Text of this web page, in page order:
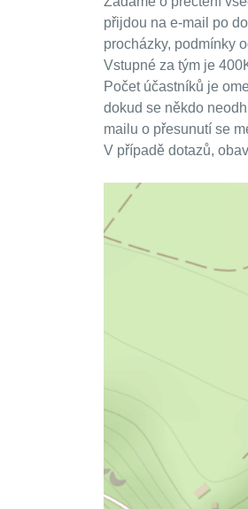
přijdou na e-mail po
procházky, podmínky
Vstupné za tým je
Počet účastníků je
dokud se někdo
mailu o přesunutí se
V případě dotazů,